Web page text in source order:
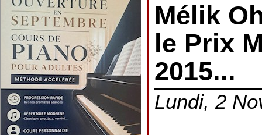
Mélik
le Prix
2015...
Lundi, 2